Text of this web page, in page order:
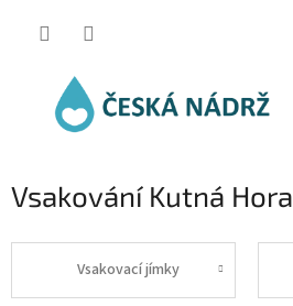
Vsakování Kutná Hora
Vsakovací jímky